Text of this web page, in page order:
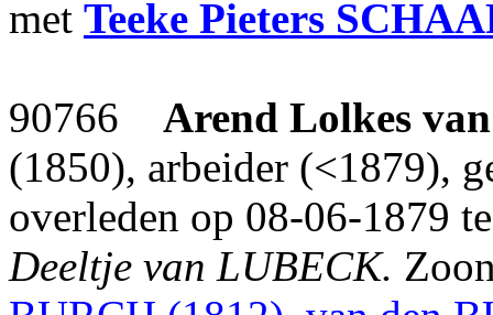
met Teeke Pieters
90766 Arend Lolkes
(1850), arbeider (<1879),
overleden op 08-06-1879
Deeltje van LUBECK.